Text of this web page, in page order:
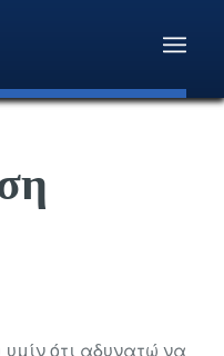
ότι αδυνατώ να